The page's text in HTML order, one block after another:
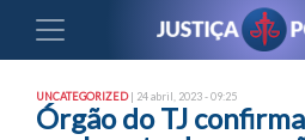
UNCATEGORIZED| 24 abril, 2023 - 09:25
Órgão do TJ